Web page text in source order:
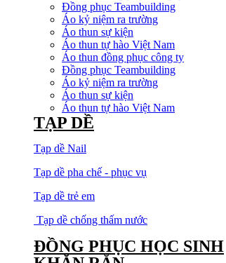
Đồng phục Teambuilding
Áo kỷ niệm ra trường
Áo thun sự kiện
Áo thun tự hào Việt Nam
Áo thun đồng phục công ty
Đồng phục Teambuilding
Áo kỷ niệm ra trường
Áo thun sự kiện
Áo thun tự hào Việt Nam
TẠP DỀ
Tạp dề Nail
Tạp dề pha chế - phục vụ
Tạp dề trẻ em
Tạp dề chống thấm nước
ĐỒNG PHỤC HỌC SINH